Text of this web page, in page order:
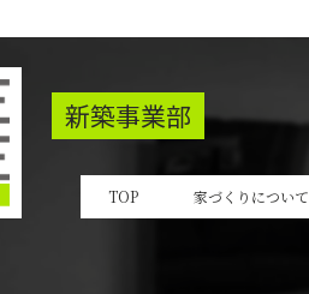
新築事業部
TOP 家づくりについて